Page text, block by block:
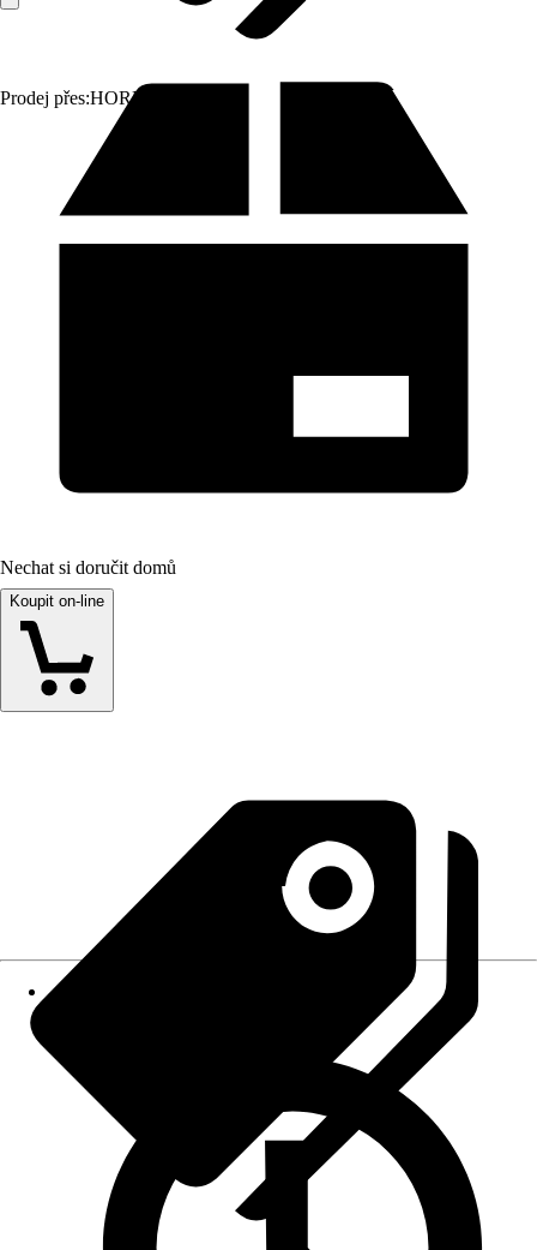
Prodej přes:HORNBACH
Nechat si doručit domů
Koupit on-line